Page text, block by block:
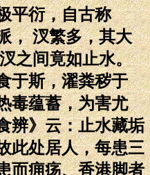
衍，自古称
， 汊繁多，其大
之间竟如止水。
于斯，濯粪秽于
毒蕴蓄，为害尤
辨》云：止水藏垢
此处居人，每患三
而痈疡、香港脚者